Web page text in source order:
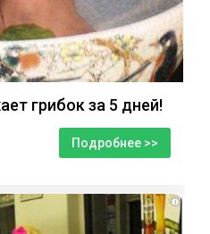
грибок за 5 дней!
Подробнее >>
i